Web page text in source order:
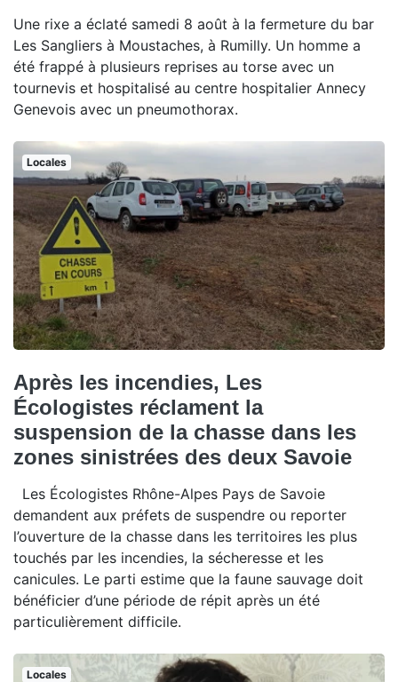
Une rixe a éclaté samedi 8 août à la fermeture du bar
Les Sangliers à Moustaches, à Rumilly. Un homme a
été frappé à plusieurs reprises au torse avec un
tournevis et hospitalisé au centre hospitalier Annecy
Genevois avec un pneumothorax.
Locales
Après les incendies, Les
Écologistes réclament la
suspension de la chasse dans les
zones sinistrées des deux Savoie
Les Écologistes Rhône-Alpes Pays de Savoie
demandent aux préfets de suspendre ou reporter
l’ouverture de la chasse dans les territoires les plus
touchés par les incendies, la sécheresse et les
canicules. Le parti estime que la faune sauvage doit
bénéficier d’une période de répit après un été
particulièrement difficile.
Locales